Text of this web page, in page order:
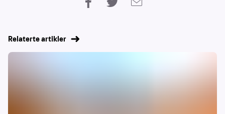
Relaterte artikler